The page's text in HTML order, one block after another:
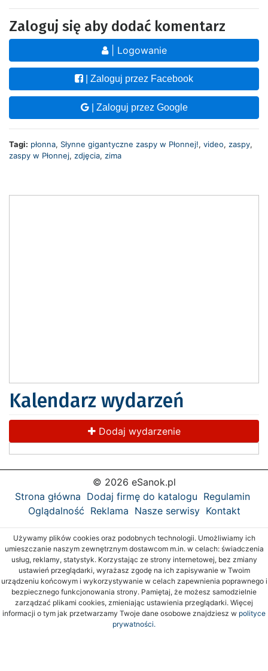
Zaloguj się aby dodać komentarz
| Logowanie
| Zaloguj przez Facebook
| Zaloguj przez Google
Tagi: płonna, Słynne gigantyczne zaspy w Płonnej!, video, zaspy,
zaspy w Płonnej, zdjęcia, zima
Kalendarz wydarzeń
Dodaj wydarzenie
© 2026 eSanok.pl
Strona główna Dodaj firmę do katalogu Regulamin
Oglądalność Reklama Nasze serwisy Kontakt
Używamy plików cookies oraz podobnych technologii. Umożliwiamy ich
umieszczanie naszym zewnętrznym dostawcom m.in. w celach: świadczenia
usług, reklamy, statystyk. Korzystając ze strony internetowej, bez zmiany
ustawień przeglądarki, wyrażasz zgodę na ich zapisywanie w Twoim
urządzeniu końcowym i wykorzystywanie w celach zapewnienia poprawnego i
bezpiecznego funkcjonowania strony. Pamiętaj, że możesz samodzielnie
zarządzać plikami cookies, zmieniając ustawienia przeglądarki. Więcej
informacji o tym jak przetwarzamy Twoje dane osobowe znajdziesz w polityce
prywatności.